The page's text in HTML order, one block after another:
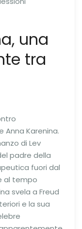
una
tra
Anna Karenina.
di Lev
padre della
fuori dal
al tempo
svela a Freud
e la sua